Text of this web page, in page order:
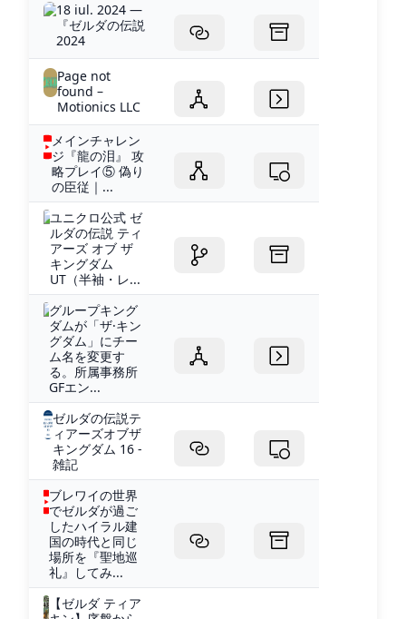
18 iul. 2024 —
『ゼルダの伝説
2024
Page not
found –
Motionics LLC
メインチャレン
ジ『龍の泪』 攻
略プレイ⑤ 偽り
の臣従｜...
ユニクロ公式 ゼ
ルダの伝説 ティ
アーズ オブ ザ
キングダム
UT（半袖・レ...
グループキング
ダムが「ザ·キン
グダム」にチー
ム名を変更す
る。所属事務所
GFエン...
ゼルダの伝説テ
ィアーズオブザ
キングダム 16 -
雑記
ブレワイの世界
でゼルダが過ご
したハイラル建
国の時代と同じ
場所を『聖地巡
礼』してみ...
【ゼルダ ティア